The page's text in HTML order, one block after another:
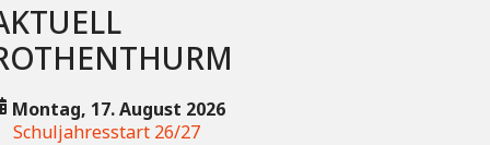
Montag, 17. August 2026
Schuljahresstart 26/27